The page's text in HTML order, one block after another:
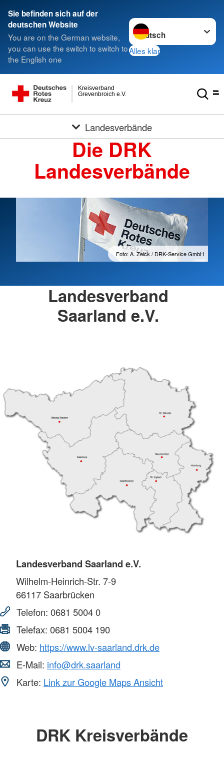
Sie befinden sich auf der
deutschen Website
You are on the German website,
you can use the switch to switch to
the English one
Sprache wechseln zu
Alles klar
Grevenbroich e.V.
Kreisverband
Landesverbände
Die DRK
Landesverbände
Foto: A. Zelck / DRK-Service GmbH
Landesverband
Saarland e.V.
Landesverband Saarland e.V.
Wilhelm-Heinrich-Str. 7-9
66117 Saarbrücken
Telefon: 0681 5004 0
Telefax: 0681 5004 190
Web: https://www.lv-saarland.drk.de
E-Mail: info@drk.saarland
Karte: Link zur Google Maps Ansicht
DRK Kreisverbände